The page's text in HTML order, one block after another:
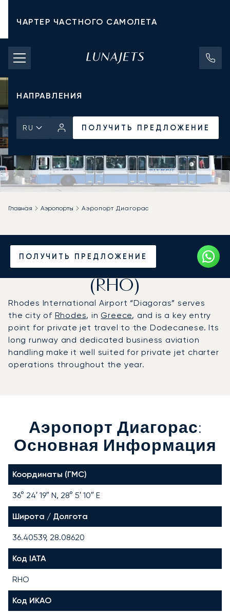
ЧАРТЕР ЧАСТНОГО САМОЛЕТА
СТОИМОСТЬ ЧАРТЕРА
ЧАСТНЫЕ САМОЛЕТЫ
НАПРАВЛЕНИЯ
RU ПОЛУЧИТЬ ПРЕДЛОЖЕНИЕ
ПОЛУЧИТЬ ПРЕДЛОЖЕНИЕ
Главная Аэропорты Аэропорт Диагорас
Частный джет в
аэропорт Диагорас
(RHO)
Rhodes International Airport “Diagoras” serves
the city of Rhodes, inGreece, and is a key entry
point for private jet travel to the Dodecanese. Its
long runway and dedicated business aviation
handling make it well suited for private jet charter
operations throughout the year.
Аэропорт Диагорас:
Основная Информация
Координаты (ГМС)
36° 24′ 19″ N, 28° 5′ 10″ E
Широта / Долгота
36.40539, 28.08620
Код IATA
RHO
Код ИКАО